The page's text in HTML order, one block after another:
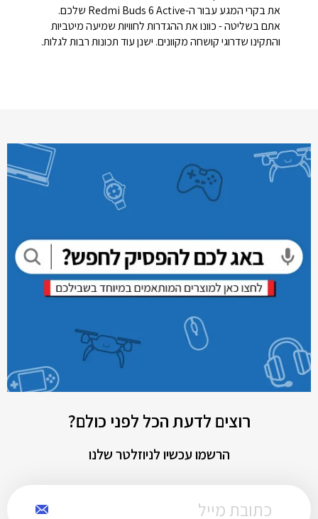
את בקרי המגע עבור ה-Redmi Buds 6 Active שלכם.
אתם בשליטה - כוונו את ההגדרות לחוויות שמיעה מיטביות
והתקינו שדרוגי קושחה מקוונים. ישנן עוד תכונות רבות לגלות.
רוצים לדעת הכל לפני כולם?
הרשמו עכשיו לניוזלטר שלנו